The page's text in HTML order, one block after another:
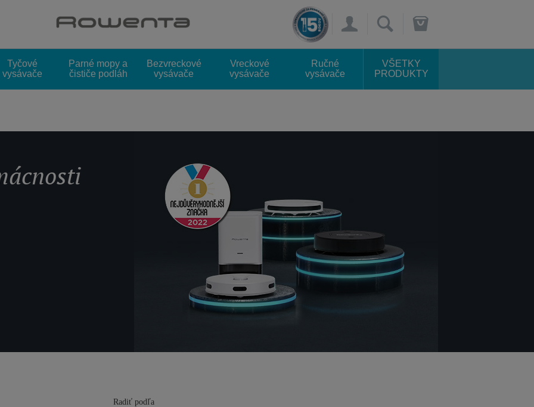
×
Choose a category
Tyčové
vysávače
Parné mopy a
čističe podláh
Bezvreckové
vysávače
Vreckové
vysávače
Ručné
vysávače
VŠETKY
PRODUKTY
Radiť podľa